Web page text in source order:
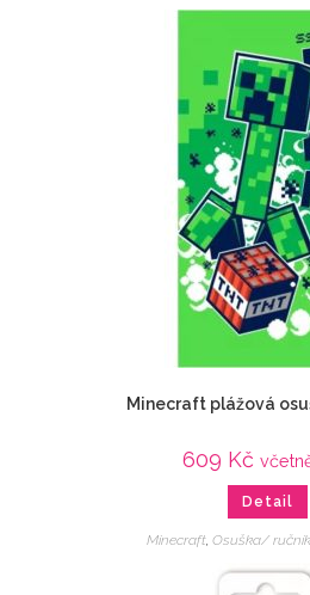
Minecraft plážová
609 Kč
Detail
Minecraft, Osuška/ ručník